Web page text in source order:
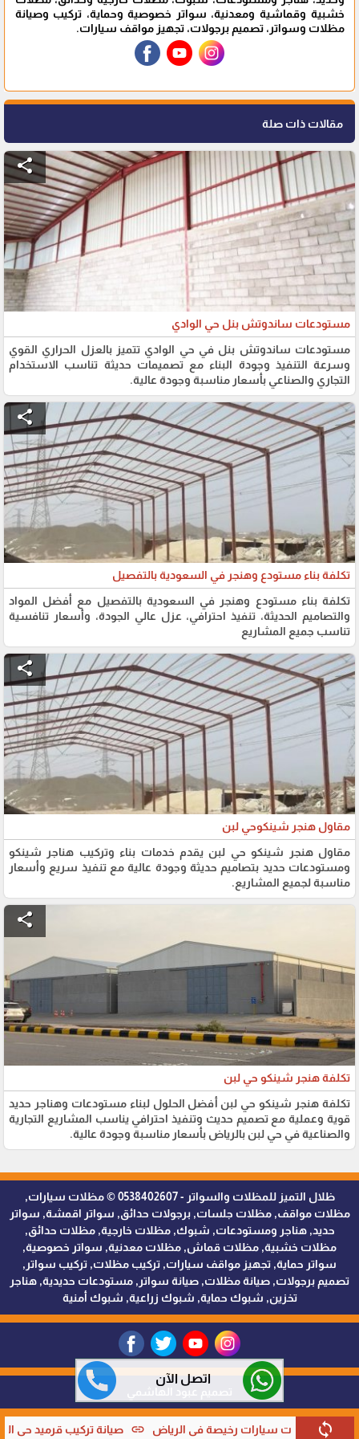
اتصل الآن
sync
في الرياض link صيانة تركيب قرميد حي الحزم الرياض link شركة
خشبية وقماشية ومعدنية، سواتر خصوصية وحماية، تركيب وصيانة
مظلات وسواتر، تصميم برجولات، تجهيز مواقف سيارات.
مقالات ذات صلة
share
مستودعات ساندوتش بنل حي الوادي
مستودعات ساندوتش بنل في حي الوادي تتميز بالعزل الحراري القوي
وسرعة التنفيذ وجودة البناء مع تصميمات حديثة تناسب الاستخدام
التجاري والصناعي بأسعار مناسبة وجودة عالية.
share
تكلفة بناء مستودع وهنجر في السعودية بالتفصيل
تكلفة بناء مستودع وهنجر في السعودية بالتفصيل مع أفضل المواد
والتصاميم الحديثة، تنفيذ احترافي، عزل عالي الجودة، وأسعار تنافسية
تناسب جميع المشاريع
share
مقاول هنجر شينكوحي لبن
مقاول هنجر شينكو حي لبن يقدم خدمات بناء وتركيب هناجر شينكو
ومستودعات حديد بتصاميم حديثة وجودة عالية مع تنفيذ سريع وأسعار
مناسبة لجميع المشاريع.
share
تكلفة هنجر شينكو حي لبن
تكلفة هنجر شينكو حي لبن أفضل الحلول لبناء مستودعات وهناجر حديد
قوية وعملية مع تصميم حديث وتنفيذ احترافي يناسب المشاريع التجارية
والصناعية في حي لبن بالرياض بأسعار مناسبة وجودة عالية.
ظلال التميز للمظلات والسواتر - 0538402607 © مظلات سيارات,
مظلات مواقف, مظلات جلسات, برجولات حدائق, سواتر اقمشة, سواتر
حديد, هناجر ومستودعات, شبوك, مظلات خارجية, مظلات حدائق,
مظلات خشبية, مظلات قماش, مظلات معدنية, سواتر خصوصية,
سواتر حماية, تجهيز مواقف سيارات, تركيب مظلات, تركيب سواتر,
تصميم برجولات, صيانة مظلات, صيانة سواتر, مستودعات حديدية, هناجر
تخزين, شبوك حماية, شبوك زراعية, شبوك أمنية